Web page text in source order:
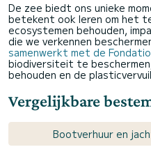
De zee biedt ons unieke
betekent ook leren om het
ecosystemen behouden,
die we verkennen
samenwerkt met de
biodiversiteit te
behouden en de
Vergelijkbare
Bootverhuur en